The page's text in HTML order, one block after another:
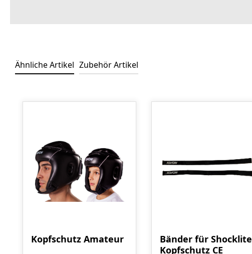
Ähnliche Artikel Zubehör Artikel
Kopfschutz Amateur
Bänder für Shocklite
Kopfschutz CE